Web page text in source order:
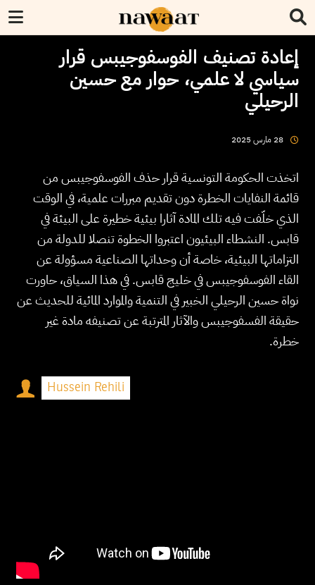
إعادة تصنيف الفوسفوجيبس قرار
سياسي لا علمي، حوار مع حسين
الرحيلي
28 مارس2025
اتخذت الحكومة التونسية قرار حذف الفوسفوجيبس من
قائمة النفايات الخطرة دون تقديم مبررات علمية، في الوقت
الذي خلّفت فيه تلك المادة آثارا بيئية خطيرة على البيئة في
قابس. النشطاء البيئيون اعتبروا الخطوة تنصلا للدولة من
التزاماتها البيئية، خاصة أن وحداتها الصناعية مسؤولة عن
القاء الفوسفوجيبس في خليج قابس. في هذا السياق، حاورت
نواة حسين الرحيلي الخبير في التنمية والموارد المائية للحديث عن
حقيقة الفسفوجيبس والآثار المترتبة عن تصنيفه مادة غير
خطرة.
Hussein Rehili